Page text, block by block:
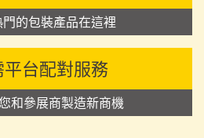
的包裝產品在這裡
平台配對服務
和參展商製造新商機